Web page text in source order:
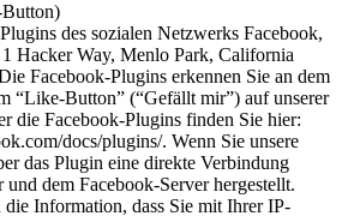
des sozialen Netzwerks Facebook,
Hacker Way, Menlo Park, California
Facebook-Plugins erkennen Sie an dem
“Like-Button” (“Gefällt mir”) auf unserer
die Facebook-Plugins finden Sie hier:
docs/plugins/. Wenn Sie unsere
das Plugin eine direkte Verbindung
dem Facebook-Server hergestellt.
die Information, dass Sie mit Ihrer IP-